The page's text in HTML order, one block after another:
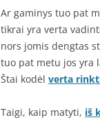
Ar gaminys tuo pat
tikrai yra verta
nors jomis dengtas
tuo pat metu jos yra
Štai kodėl verta
Taigi, kaip matyti, iš